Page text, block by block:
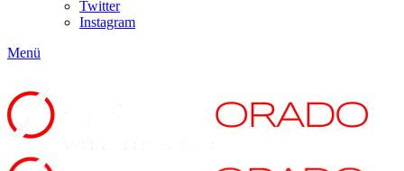
Twitter
Instagram
Menü